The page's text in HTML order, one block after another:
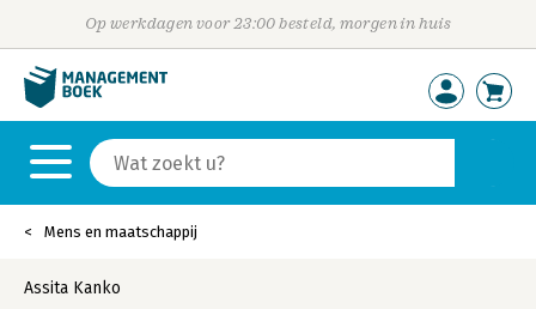
Op werkdagen voor 23:00 besteld, morgen in huis
Mens en maatschappij
Assita Kanko